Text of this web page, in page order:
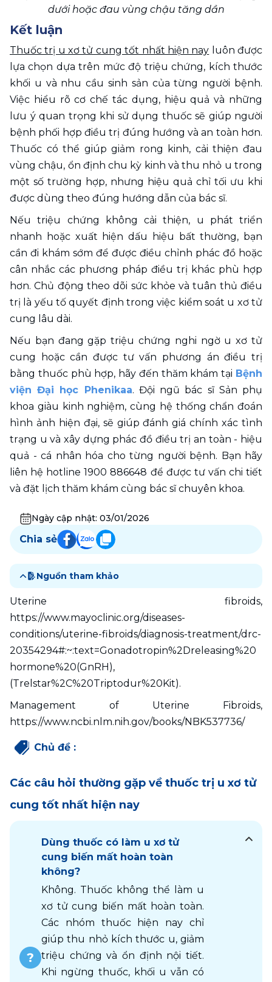
dưới hoặc đau vùng chậu tăng dần
Kết luận
Thuốc trị u xơ tử cung tốt nhất hiện nay luôn được
lựa chọn dựa trên mức độ triệu chứng, kích thước
khối u và nhu cầu sinh sản của từng người bệnh.
Việc hiểu rõ cơ chế tác dụng, hiệu quả và những
lưu ý quan trọng khi sử dụng thuốc sẽ giúp người
bệnh phối hợp điều trị đúng hướng và an toàn hơn.
Thuốc có thể giúp giảm rong kinh, cải thiện đau
vùng chậu, ổn định chu kỳ kinh và thu nhỏ u trong
một số trường hợp, nhưng hiệu quả chỉ tối ưu khi
được dùng theo đúng hướng dẫn của bác sĩ.
Nếu triệu chứng không cải thiện, u phát triển
nhanh hoặc xuất hiện dấu hiệu bất thường, bạn
cần đi khám sớm để được điều chỉnh phác đồ hoặc
cân nhắc các phương pháp điều trị khác phù hợp
hơn. Chủ động theo dõi sức khỏe và tuân thủ điều
trị là yếu tố quyết định trong việc kiểm soát u xơ tử
cung lâu dài.
Nếu bạn đang gặp triệu chứng nghi ngờ u xơ tử
cung hoặc cần được tư vấn phương án điều trị
bằng thuốc phù hợp, hãy đến thăm khám tại Bệnh
viện Đại học Phenikaa. Đội ngũ bác sĩ Sản phụ
khoa giàu kinh nghiệm, cùng hệ thống chẩn đoán
hình ảnh hiện đại, sẽ giúp đánh giá chính xác tình
trạng u và xây dựng phác đồ điều trị an toàn - hiệu
quả - cá nhân hóa cho từng người bệnh. Bạn hãy
liên hệ hotline 1900 886648 để được tư vấn chi tiết
và đặt lịch thăm khám cùng bác sĩ chuyên khoa.
Ngày cập nhật: 03/01/2026
Chia sẻ
Nguồn tham khảo
Uterine fibroids,
https://www.mayoclinic.org/diseases-
conditions/uterine-fibroids/diagnosis-treatment/drc-
20354294#:~:text=Gonadotropin%2Dreleasing%20
hormone%20(GnRH),
(Trelstar%2C%20Triptodur%20Kit).
Management of Uterine Fibroids,
https://www.ncbi.nlm.nih.gov/books/NBK537736/
Chủ đề :
Các câu hỏi thường gặp về thuốc trị u xơ tử
cung tốt nhất hiện nay
Dùng thuốc có làm u xơ tử
cung biến mất hoàn toàn
không?
Không. Thuốc không thể làm u
xơ tử cung biến mất hoàn toàn.
Các nhóm thuốc hiện nay chỉ
giúp thu nhỏ kích thước u, giảm
triệu chứng và ổn định nội tiết.
Khi ngừng thuốc, khối u vẫn có